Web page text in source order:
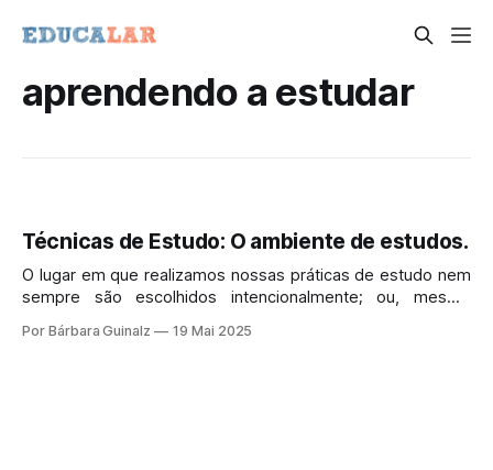
aprendendo a estudar
Técnicas de Estudo: O ambiente de estudos.
O lugar em que realizamos nossas práticas de estudo nem
sempre são escolhidos intencionalmente; ou, mesmo
bem elaborados.
Por Bárbara Guinalz 19 Mai 2025